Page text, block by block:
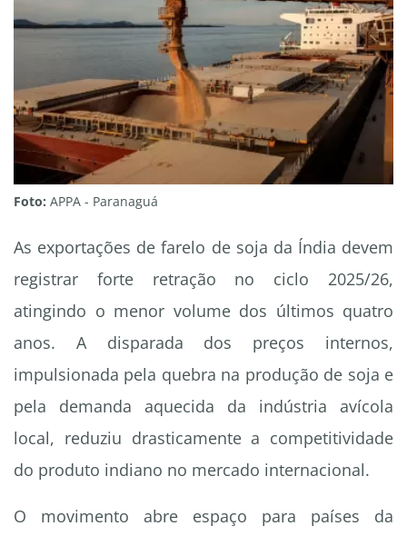
Foto: APPA - Paranaguá
As exportações de farelo de soja da Índia devem
registrar forte retração no ciclo 2025/26,
atingindo o menor volume dos últimos quatro
anos. A disparada dos preços internos,
impulsionada pela quebra na produção de soja e
pela demanda aquecida da indústria avícola
local, reduziu drasticamente a competitividade
do produto indiano no mercado internacional.
O movimento abre espaço para países da